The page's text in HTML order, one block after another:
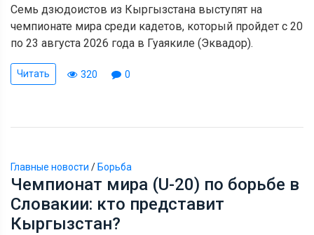
Семь дзюдоистов из Кыргызстана выступят на
чемпионате мира среди кадетов, который пройдет с 20
по 23 августа 2026 года в Гуаякиле (Эквадор).
Читать 320 0
Главные новости / Борьба
Чемпионат мира (U-20) по борьбе в
Словакии: кто представит
Кыргызстан?